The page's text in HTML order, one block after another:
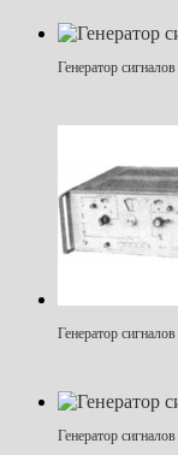
Генератор
Генератор
Генератор